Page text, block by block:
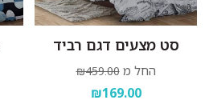
סט מצעים דגם רביד
החל מ ₪459.00
₪169.00